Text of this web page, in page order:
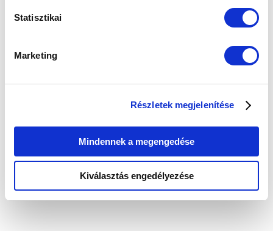
Statisztikai
Marketing
Részletek megjelenítése
Mindennek a megengedése
Kiválasztás engedélyezése
Copyright 2026 © Showcast
Media - Podcast Ügynökség